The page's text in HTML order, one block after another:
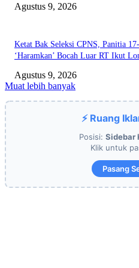
Agustus 9, 2026
Ketat Bak Seleksi CPNS, Panitia
‘Haramkan’ Bocah Luar RT Ikut
Agustus 9, 2026
Muat lebih banyak
⚡ Ruang
Posisi: Sidebar
Klik untuk
Pasang